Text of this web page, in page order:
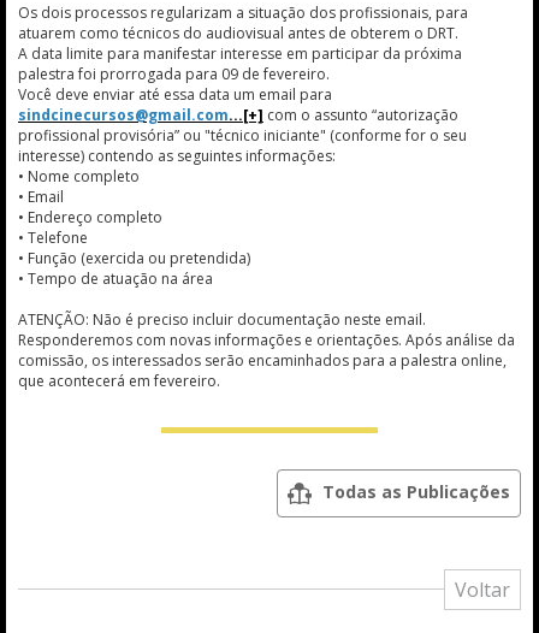
Os dois processos regularizam a situação dos profissionais, para
atuarem como técnicos do audiovisual antes de obterem o DRT.
A data limite para manifestar interesse em participar da próxima
palestra foi prorrogada para 09 de fevereiro.
Você deve enviar até essa data um email para
sindcinecursos@gmail.com
com o assunto “autorização
profissional provisória” ou "técnico iniciante" (conforme for o seu
interesse) contendo as seguintes informações:
• Nome completo
• Email
• Endereço completo
• Telefone
• Função (exercida ou pretendida)
• Tempo de atuação na área
ATENÇÃO: Não é preciso incluir documentação neste email.
Responderemos com novas informações e orientações. Após análise da
comissão, os interessados serão encaminhados para a palestra online,
que acontecerá em fevereiro.
Todas as Publicações
Voltar